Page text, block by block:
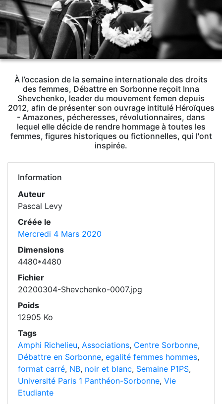
À l’occasion de la semaine internationale des droits
des femmes, Débattre en Sorbonne reçoit Inna
Shevchenko, leader du mouvement femen depuis
2012, afin de présenter son ouvrage intitulé Héroïques
- Amazones, pécheresses, révolutionnaires, dans
lequel elle décide de rendre hommage à toutes les
femmes, figures historiques ou fictionnelles, qui l'ont
inspirée.
Information
Auteur
Pascal Levy
Créée le
Mercredi 4 Mars 2020
Dimensions
4480*4480
Fichier
20200304-Shevchenko-0007.jpg
Poids
12905 Ko
Tags
Amphi Richelieu, Associations, Centre Sorbonne,
Débattre en Sorbonne, egalité femmes hommes,
format carré, NB, noir et blanc, Semaine P1PS,
Université Paris 1 Panthéon-Sorbonne, Vie
Etudiante